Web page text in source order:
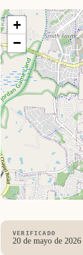
+
−
VERIFICADO
20 de mayo de 2026